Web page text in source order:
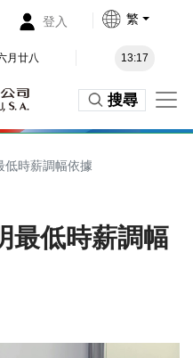
登入 繁
月廿八 13:17
搜尋
低時薪調幅依據
最低時薪調幅